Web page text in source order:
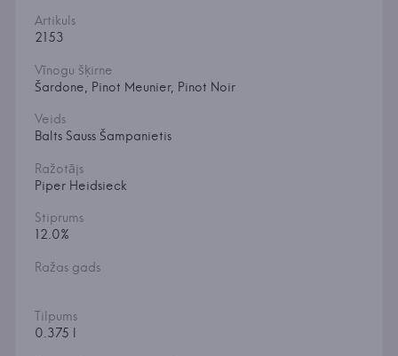
Artikuls
2153
Vīnogu šķirne
Šardone, Pinot Meunier, Pinot Noir
Veids
Balts Sauss Šampanietis
Ražotājs
Piper Heidsieck
Stiprums
12.0%
Ražas gads
Tilpums
0.375 l